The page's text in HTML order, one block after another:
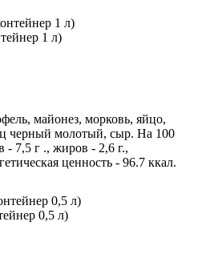
1 л)
майонез, морковь, яйцо,
черный молотый, сыр. На 100
- 7,5 г ., жиров - 2,6 г.,
ценность - 96.7 ккал.
0,5 л)